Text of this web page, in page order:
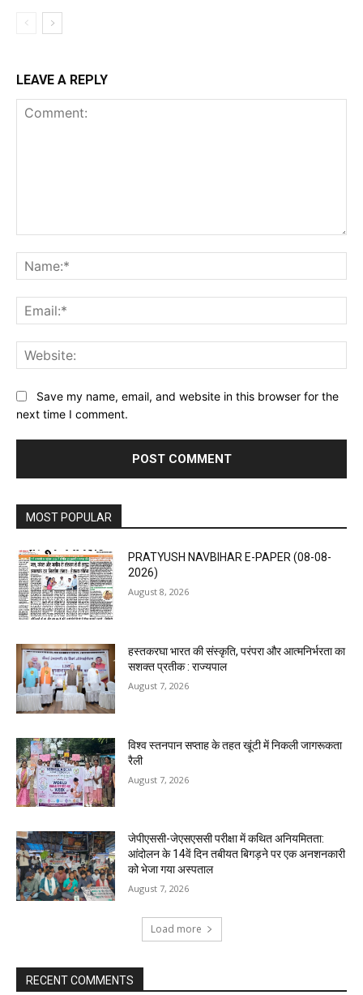
LEAVE A REPLY
Save my name, email, and website in this browser for the
next time I comment.
MOST POPULAR
PRATYUSH NAVBIHAR E-PAPER (08-08-
2026)
August 8, 2026
हस्तकरघा भारत की संस्कृति, परंपरा और आत्मनिर्भरता का
सशक्त प्रतीक : राज्यपाल
August 7, 2026
विश्व स्तनपान सप्ताह के तहत खूंटी में निकली जागरूकता
रैली
August 7, 2026
जेपीएससी-जेएसएससी परीक्षा में कथित अनियमितता:
आंदोलन के 14वें दिन तबीयत बिगड़ने पर एक अनशनकारी
को भेजा गया अस्पताल
August 7, 2026
Load more
RECENT COMMENTS